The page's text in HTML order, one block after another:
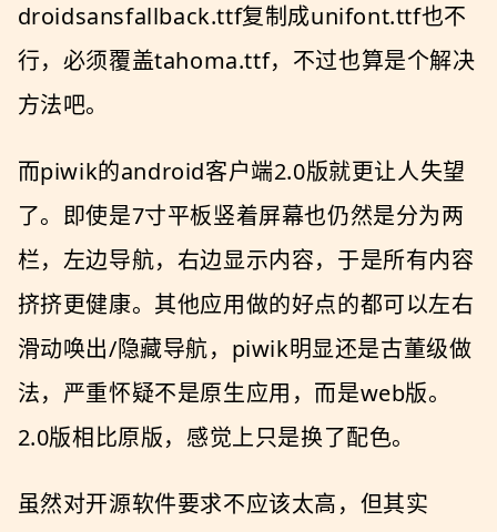
droidsansfallback.ttf复制成unifont.ttf也不
行，必须覆盖tahoma.ttf，不过也算是个解决
方法吧。
而piwik的android客户端2.0版就更让人失望
了。即使是7寸平板竖着屏幕也仍然是分为两
栏，左边导航，右边显示内容，于是所有内容
挤挤更健康。其他应用做的好点的都可以左右
滑动唤出/隐藏导航，piwik明显还是古董级做
法，严重怀疑不是原生应用，而是web版。
2.0版相比原版，感觉上只是换了配色。
虽然对开源软件要求不应该太高，但其实